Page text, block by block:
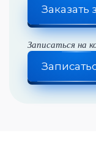
Адреса клиник
Клиника
Клиника
Клиника
Заказать
Записаться на